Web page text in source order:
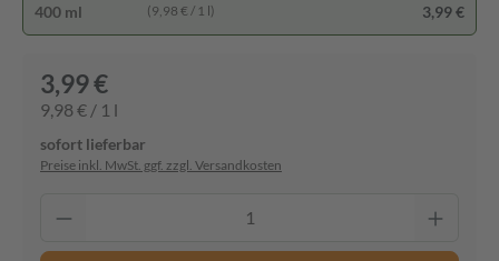
400 ml (9,98 € / 1 l) 3,99 €
3,99 €
9,98 € / 1 l
sofort lieferbar
Preise inkl. MwSt. ggf. zzgl. Versandkosten